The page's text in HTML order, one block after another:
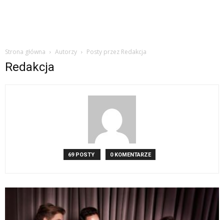
Strona główna Autorzy Posty przez Redakcja
Redakcja
69 POSTY 0 KOMENTARZE